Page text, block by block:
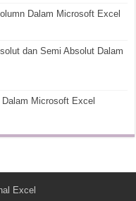
Dalam Microsoft Excel
dan Semi Absolut Dalam
Dalam Microsoft Excel
Excel